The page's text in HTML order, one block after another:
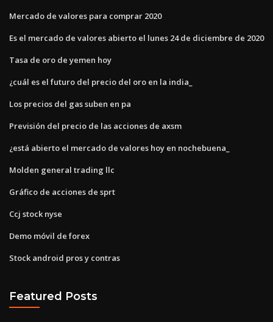
Mercado de valores para comprar 2020
Es el mercado de valores abierto el lunes 24 de diciembre de 2020
Tasa de oro de yemen hoy
¿cuál es el futuro del precio del oro en la india_
Los precios del gas suben en pa
Previsión del precio de las acciones de axsm
¿está abierto el mercado de valores hoy en nochebuena_
Molden general trading llc
Gráfico de acciones de sprt
Ccj stock nyse
Demo móvil de forex
Stock android pros y contras
Featured Posts